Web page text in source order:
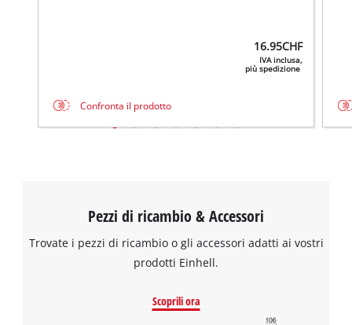
16.95CHF
IVA inclusa,
più spedizione
Confronta il prodotto
Pezzi di ricambio & Accessori
Trovate i pezzi di ricambio o gli accessori adatti ai vostri
prodotti Einhell.
Scoprili ora